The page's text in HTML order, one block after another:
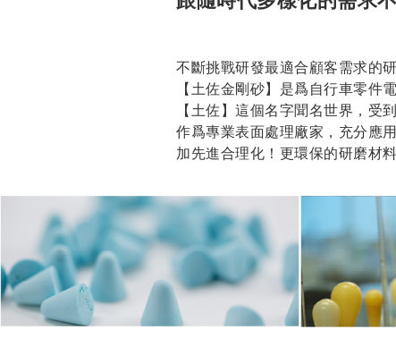
不斷挑戰研發最適合顧客需求的
【土佐金剛砂】是爲自行車零件
【土佐】這個名字聞名世界，受
作爲專業表面處理廠家，充分應
加先進合理化！更環保的研磨材